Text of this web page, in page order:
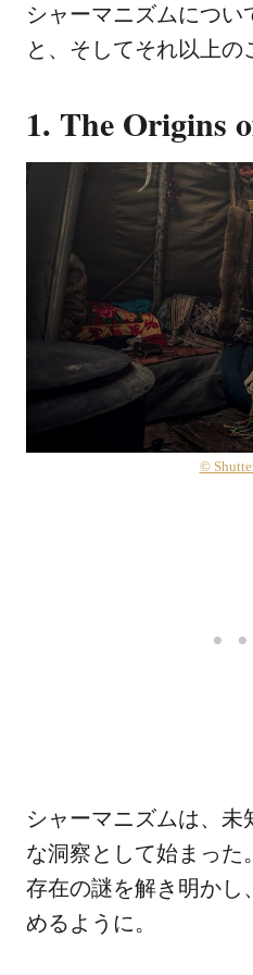
シャーマニズムについ
と、そしてそれ以上の
1. The Origins
©
シャーマニズムは、未
な洞察として始まった
存在の謎を解き明かし
めるように。